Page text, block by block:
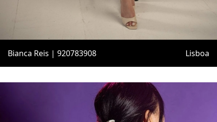
Bianca Reis | 920783908 Lisboa